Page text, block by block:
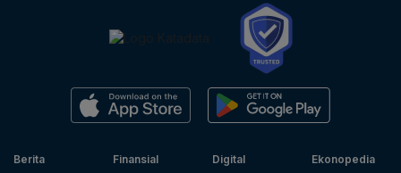
Berita
Finansial
Digital
Ekonopedia